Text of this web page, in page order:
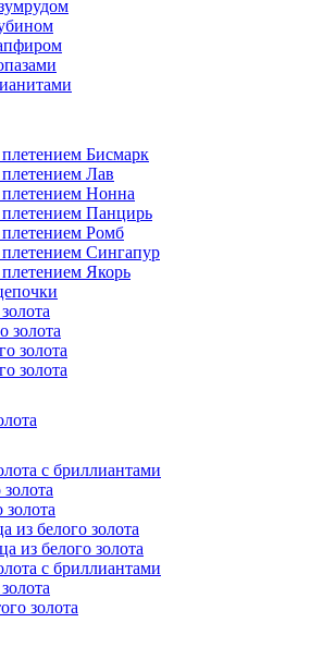
Бисмарк
Лав
Нонна
Панцирь
Ромб
Сингапур
Якорь
золота
золота
золота
с бриллиантами
из белого золота
из белого золота
с бриллиантами
золота